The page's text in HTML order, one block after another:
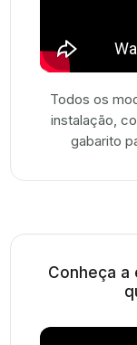
Todos os
instalação,
gabarito
Conheça a